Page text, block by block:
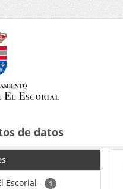
de datos
Escorial - 1